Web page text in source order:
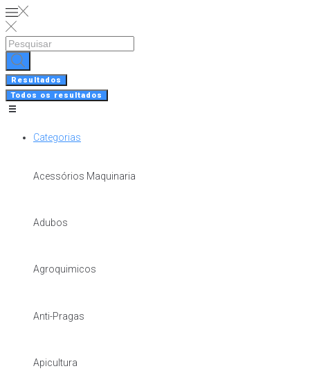
Skip
to
content
Search
Resultados
Todos os resultados
Categorias
Acessórios Maquinaria
Adubos
Agroquimicos
Anti-Pragas
Apicultura